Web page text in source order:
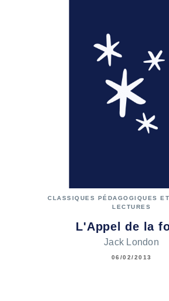
CLASSIQUES PÉDAGOGIQUES
LECTURES
L'Appel de la
Jack London
06/02/2013